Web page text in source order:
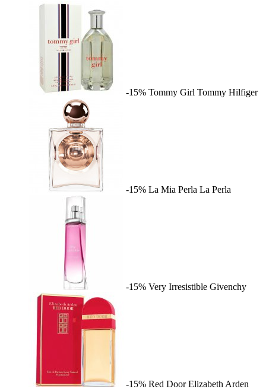
-15% Tommy Girl Tommy Hilfiger
-15% La Mia Perla La Perla
-15% Very Irresistible Givenchy
-15% Red Door Elizabeth Arden